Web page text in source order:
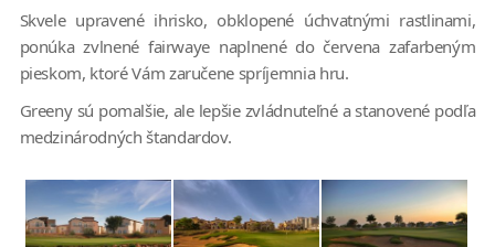
Skvele upravené ihrisko, obklopené úchvatnými rastlinami,
ponúka zvlnené fairwaye naplnené do červena zafarbeným
pieskom, ktoré Vám zaručene spríjemnia hru.
Greeny sú pomalšie, ale lepšie zvládnuteľné a stanovené podľa
medzinárodných štandardov.